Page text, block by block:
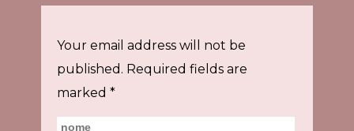
Your email address will not be
published. Required fields are
marked *